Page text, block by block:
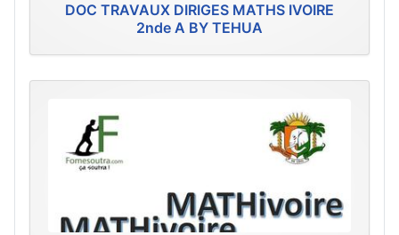
DOC TRAVAUX DIRIGES MATHS IVOIRE
2nde A BY TEHUA